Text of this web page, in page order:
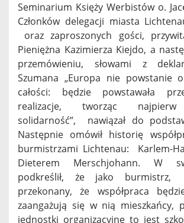
Seminarium Księży Werbistów o.
Członków delegacji miasta
oraz zaproszonych gości,
Pieniężna Kazimierza Kiejdo, a
przemówieniu, słowami z
Szumana „Europa nie powstanie
całości: będzie powstawała
realizacje, tworząc najpierw
solidarność”, nawiązał do
Następnie omówił historię
burmistrzami Lichtenau: Karlem-
Dieterem Merschjohann. W
podkreślił, że jako burmistrz,
przekonany, że współpraca
zaangażują się w nią mieszkańcy,
jednostki organizacyjne to jest